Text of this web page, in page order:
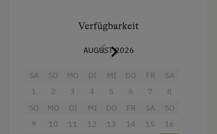
Tennisplatz
Tischtennis
Backofen
Verfügbarkeit
AUGUST 2026
SA
1
SO
2
MO
3
DI
4
MI
5
DO
6
FR
7
SA
8
SO
9
MO
10
DI
11
MI
12
DO
13
FR
14
SA
15
SO
16